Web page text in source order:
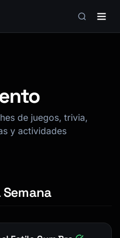
de juegos, trivia,
y actividades